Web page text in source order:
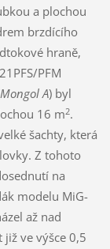
a plochou
brzdícího
hraně,
PFM
Mongol A) byl
16 m2.
šachty, která
Z tohoto
na
modelu MiG-
až nad
ve výšce 0,5